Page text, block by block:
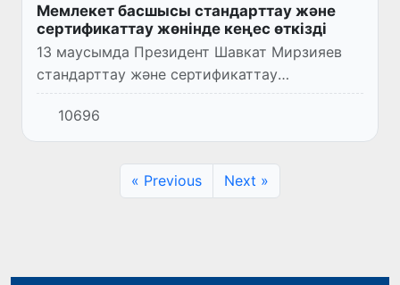
Мемлекет басшысы стандарттау және
сертификаттау жөнінде кеңес өткізді
13 маусымда Президент Шавкат Мирзияев
стандарттау және сертификаттау
саласындағы тиімділікті арттыру жөнінде
кеңес өткізді.
10696
« Previous Next »